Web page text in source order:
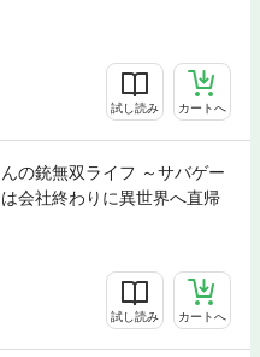
試し読み カートへ
の銃無双ライフ ～サバゲー
会社終わりに異世界へ直帰
試し読み カートへ